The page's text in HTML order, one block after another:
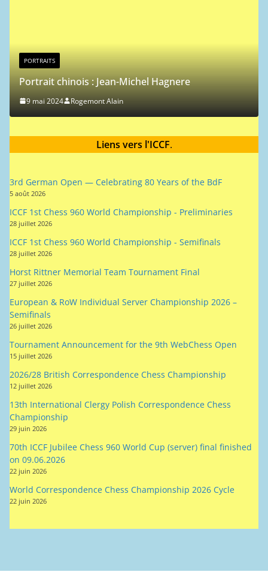
PORTRAITS
Portrait chinois : Jean-Michel Hagnere
9 mai 2024 Rogemont Alain
Liens vers l'ICCF.
3rd German Open — Celebrating 80 Years of the BdF
5 août 2026
ICCF 1st Chess 960 World Championship - Preliminaries
28 juillet 2026
ICCF 1st Chess 960 World Championship - Semifinals
28 juillet 2026
Horst Rittner Memorial Team Tournament Final
27 juillet 2026
European & RoW Individual Server Championship 2026 –
Semifinals
26 juillet 2026
Tournament Announcement for the 9th WebChess Open
15 juillet 2026
2026/28 British Correspondence Chess Championship
12 juillet 2026
13th International Clergy Polish Correspondence Chess
Championship
29 juin 2026
70th ICCF Jubilee Chess 960 World Cup (server) final finished
on 09.06.2026
22 juin 2026
World Correspondence Chess Championship 2026 Cycle
22 juin 2026